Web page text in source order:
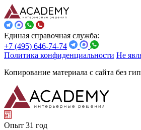
Единая справочная служба:
+7 (495) 646-74-74
Политика конфиденциальности Не
Копирование материала с сайта без
Опыт 31 год